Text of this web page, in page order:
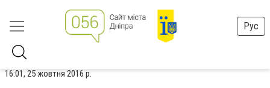
Рус
16:01, 25 жовтня 2016 р.